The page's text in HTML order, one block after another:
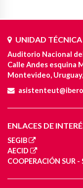
UNIDAD TÉCNICA
Auditorio Nacional del
Calle Andes esquina
Montevideo, Uruguay,
ENLACES DE
SEGIB
AECID
COOPERACIÓN SUR -